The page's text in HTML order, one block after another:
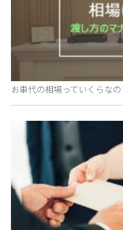
お車代の相場っていくらな